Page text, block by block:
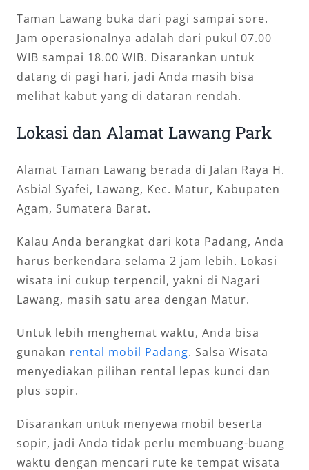
Taman Lawang buka dari pagi sampai sore.
Jam operasionalnya adalah dari pukul 07.00
WIB sampai 18.00 WIB. Disarankan untuk
datang di pagi hari, jadi Anda masih bisa
melihat kabut yang di dataran rendah.
Lokasi dan Alamat Lawang Park
Alamat Taman Lawang berada di Jalan Raya H.
Asbial Syafei, Lawang, Kec. Matur, Kabupaten
Agam, Sumatera Barat.
Kalau Anda berangkat dari kota Padang, Anda
harus berkendara selama 2 jam lebih. Lokasi
wisata ini cukup terpencil, yakni di Nagari
Lawang, masih satu area dengan Matur.
Untuk lebih menghemat waktu, Anda bisa
gunakan rental mobil Padang. Salsa Wisata
menyediakan pilihan rental lepas kunci dan
plus sopir.
Disarankan untuk menyewa mobil beserta
sopir, jadi Anda tidak perlu membuang-buang
waktu dengan mencari rute ke tempat wisata